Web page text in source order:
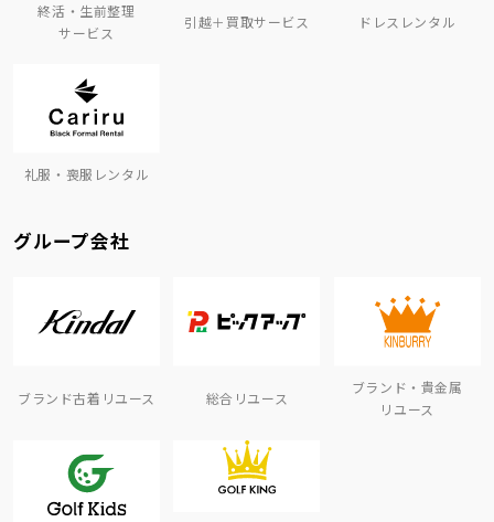
終活・生前整理
サービス
引越＋買取サービス ドレスレンタル
礼服・喪服レンタル
グループ会社
ブランド古着リユース 総合リユース
ブランド・貴金属
リユース